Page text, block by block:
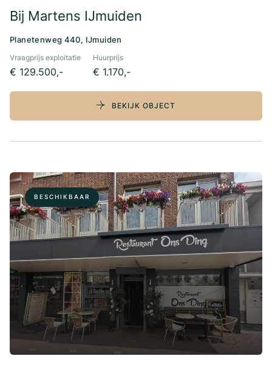
Bij Martens IJmuiden
Planetenweg 440, IJmuiden
Vraagprijs exploitatie
€ 129.500,-
Huurprijs
€ 1.170,-
BEKIJK OBJECT
BESCHIKBAAR